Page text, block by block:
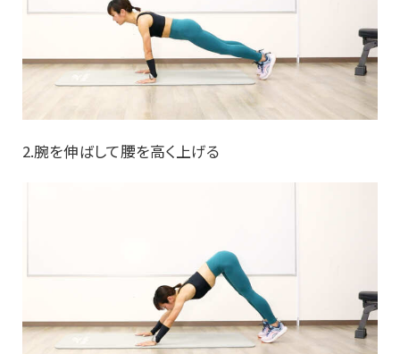
2.腕を伸ばして腰を高く上げる